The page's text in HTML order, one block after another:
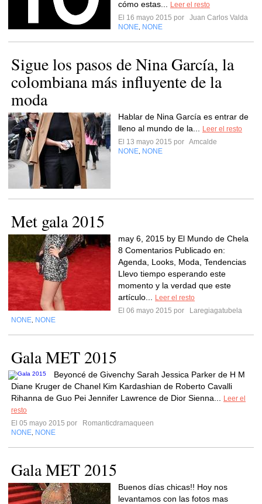
cómo estas...
Leer el resto
El 16 mayo 2015 por
Juan Carlos Valda
NONE NONE
Sigue los pasos de Nina García, la
colombiana más influyente de la
moda
Hablar de Nina García es entrar de
lleno al mundo de la...
Leer el resto
El 13 mayo 2015 por Amcalde
NONE NONE
Met gala 2015
may 6, 2015 by El Mundo de Chela
8 Comentarios Publicado en:
Agenda, Looks, Moda, Tendencias
Llevo tiempo esperando este
momento y la verdad que este
artículo...
Leer el resto
El 06 mayo 2015 por
Laregiagatubela
NONE NONE
Gala MET 2015
Beyoncé de Givenchy Sarah Jessica Parker de H M
Diane Kruger de Chanel Kim Kardashian de Roberto Cavalli
Rihanna de Guo Pei Jennifer Lawrence de Dior Sienna...
Leer el
resto
El 05 mayo 2015 por
Romanticdramaqueen
NONE NONE
Gala MET 2015
Buenos días chicas!! Hoy nos
levantamos con las fotos mas